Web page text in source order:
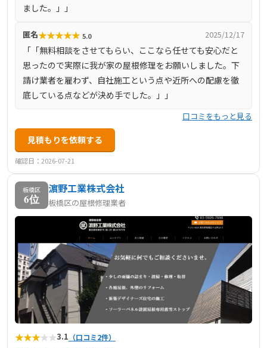
ました。」」
匿名★★★★★ 5.0 2025/12/17
「「無料相談をさせてもらい、ここなら任せても安心だと
思ったので実際に我が家の屋根修理をお願いしました。下
請け業者を雇わず、自社施工という点や近所への配慮を徹
底している点などが決め手でした。」」
口コミをもっと見る
見積もりを依頼する
確認日：2026-07-21
板橋区
6位
濵野工業株式会社
板橋区の屋根修理業者
★★★★★3.1 （口コミ2件）